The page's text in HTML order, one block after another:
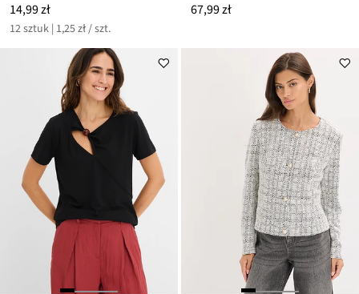
14,99 zł
12 sztuk | 1,25 zł / szt.
67,99 zł